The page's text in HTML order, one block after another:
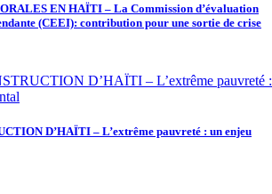
EN HAÏTI – La Commission d’évaluation
(CEEI): contribution pour une sortie de crise
D’HAÏTI – L’extrême pauvreté : un enjeu